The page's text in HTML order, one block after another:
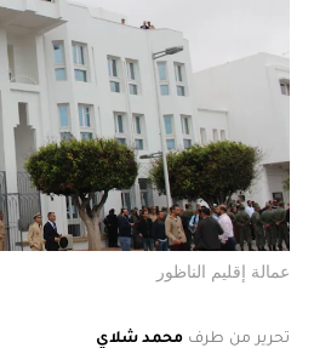
عمالة إقليم الناظور
تحرير من طرف محمد شلاي